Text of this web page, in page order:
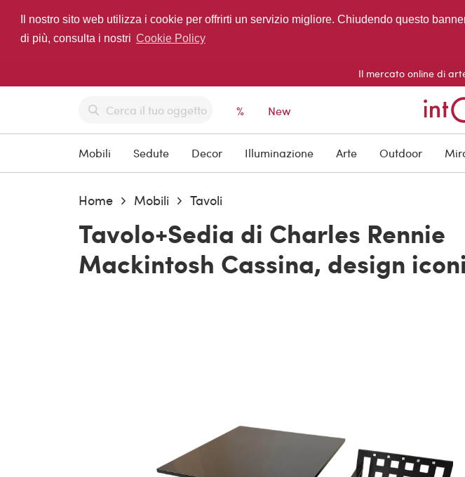
Il nostro sito web utilizza i cookie per offrirti un servizio migliore. Chiudendo questo
di più, consulta i nostri Cookie Policy
Il mercato online di
% New
Mobili Sedute Decor Illuminazione Arte Outdoor
Home Mobili Tavoli
Tavolo+Sedia di Charles Rennie
Mackintosh Cassina, design